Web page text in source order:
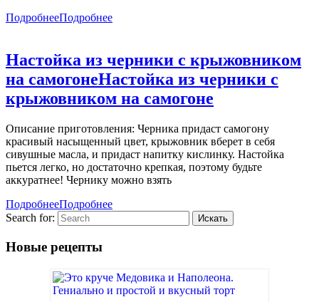
ПодробнееПодробнее
Настойка из черники с крыжовником
на самогонеНастойка из черники с
крыжовником на самогоне
Описание приготовления: Черника придаст самогону
красивый насыщенный цвет, крыжовник вберет в себя
сивушные масла, и придаст напитку кислинку. Настойка
пьется легко, но достаточно крепкая, поэтому будьте
аккуратнее! Чернику можно взять
ПодробнееПодробнее
Search for:
Новые рецепты